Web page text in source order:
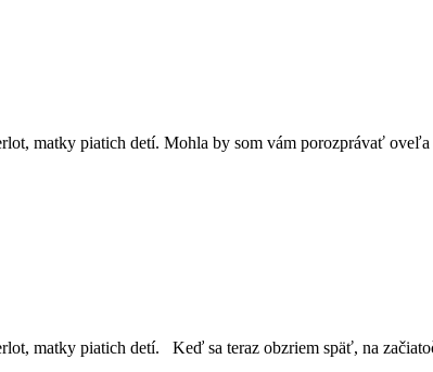
matky piatich detí. Mohla by som vám porozprávať
matky piatich detí. Keď sa teraz obzriem späť, na